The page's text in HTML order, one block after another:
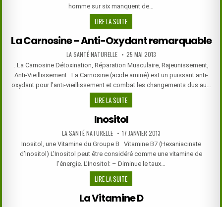
homme sur six manquent de…
LIRE LA SUITEINDISPENSABLE
MAGNÉSIUM
–
MAGNÉSIUM
MALATE
La Carnosine – Anti-Oxydant remarquable
AUTHOR:
LA SANTÉ NATURELLE PUBLISHED
DATE:
25 MAI 2013
. La Carnosine Détoxination, Réparation Musculaire, Rajeunissement,
Anti-Vieillissement . La Carnosine (acide aminé) est un puissant anti-
oxydant pour l’anti-vieillissement et combat les changements dus au…
LIRE LA SUITELA
CARNOSINE
–
ANTI-
OXYDANT
REMARQUABLE
Inositol
AUTHOR:
LA SANTÉ NATURELLE PUBLISHED
DATE:
17 JANVIER 2013
Inositol, une Vitamine du Groupe B Vitamine B7 (Hexaniacinate
d’Inositol) L’Inositol peut être considéré comme une vitamine de
l’énergie. L’Inositol: – Diminue le taux…
LIRE LA SUITEINOSITOL
La Vitamine D